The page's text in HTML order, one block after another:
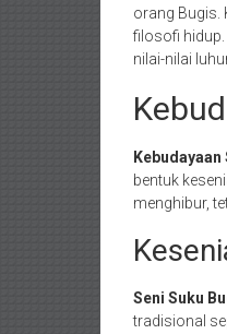
orang Bugis.
filosofi hidup.
nilai-nilai
bentuk
menghibur,
Seni Suku
tradisional